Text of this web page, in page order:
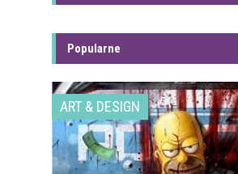
Popularne
ART & DESIGN